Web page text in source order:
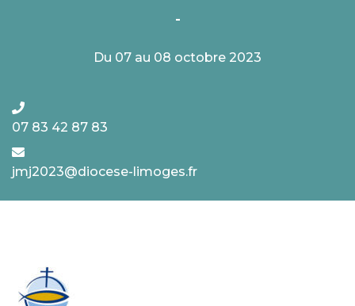
-
Du 07 au 08 octobre 2023
07 83 42 87 83
jmj2023@diocese-limoges.fr